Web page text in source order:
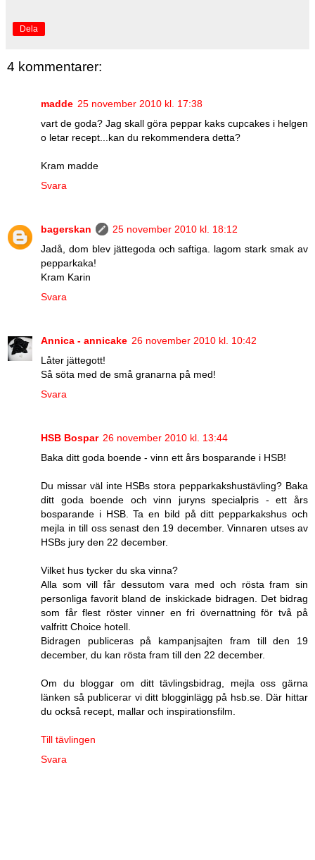
Dela
4 kommentarer:
madde 25 november 2010 kl. 17:38
vart de goda? Jag skall göra peppar kaks cupcakes i helgen
o letar recept...kan du rekommendera detta?
Kram madde
Svara
bagerskan
25 november 2010 kl. 18:12
Jadå, dom blev jättegoda och saftiga. lagom stark smak av
pepparkaka!
Kram Karin
Svara
Annica - annicake 26 november 2010 kl. 10:42
Låter jättegott!
Så söta med de små granarna på med!
Svara
HSB Bospar 26 november 2010 kl. 13:44
Baka ditt goda boende - vinn ett års bosparande i HSB!
Du missar väl inte HSBs stora pepparkakshustävling? Baka
ditt goda boende och vinn juryns specialpris - ett års
bosparande i HSB. Ta en bild på ditt pepparkakshus och
mejla in till oss senast den 19 december. Vinnaren utses av
HSBs jury den 22 december.
Vilket hus tycker du ska vinna?
Alla som vill får dessutom vara med och rösta fram sin
personliga favorit bland de inskickade bidragen. Det bidrag
som får flest röster vinner en fri övernattning för två på
valfritt Choice hotell.
Bidragen publiceras på kampanjsajten fram till den 19
december, du kan rösta fram till den 22 december.
Om du bloggar om ditt tävlingsbidrag, mejla oss gärna
länken så publicerar vi ditt blogginlägg på hsb.se. Där hittar
du också recept, mallar och inspirationsfilm.
Till tävlingen
Svara